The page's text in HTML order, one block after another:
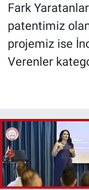
Fark
patentimiz
projemiz ise
Verenler